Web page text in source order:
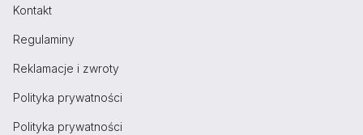
Kontakt
Regulaminy
Reklamacje i zwroty
Polityka prywatności
Polityka prywatności